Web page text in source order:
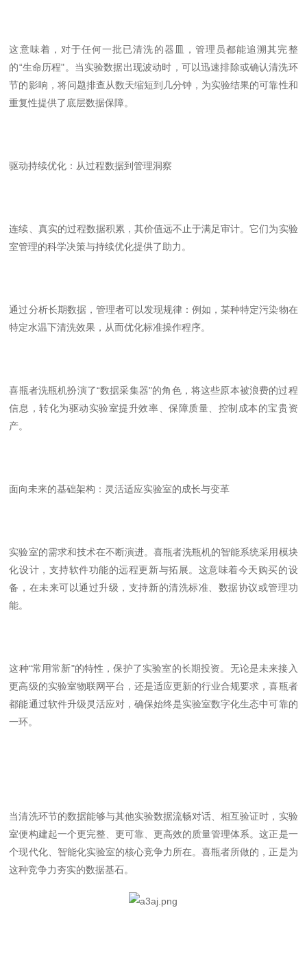
这意味着，对于任何一批已清洗的器皿，管理员都能追溯其完整
的“生命历程"。当实验数据出现波动时，可以迅速排除或确认清洗环
节的影响，将问题排查从数天缩短到几分钟，为实验结果的可靠性和
重复性提供了底层数据保障。
驱动持续优化：从过程数据到管理洞察
连续、真实的过程数据积累，其价值远不止于满足审计。它们为实验
室管理的科学决策与持续优化提供了助力。
通过分析长期数据，管理者可以发现规律：例如，某种特定污染物在
特定水温下清洗效果，从而优化标准操作程序。
喜瓶者洗瓶机扮演了“数据采集器"的角色，将这些原本被浪费的过程
信息，转化为驱动实验室提升效率、保障质量、控制成本的宝贵资
产。
面向未来的基础架构：灵活适应实验室的成长与变革
实验室的需求和技术在不断演进。喜瓶者洗瓶机的智能系统采用模块
化设计，支持软件功能的远程更新与拓展。这意味着今天购买的设
备，在未来可以通过升级，支持新的清洗标准、数据协议或管理功
能。
这种“常用常新"的特性，保护了实验室的长期投资。无论是未来接入
更高级的实验室物联网平台，还是适应更新的行业合规要求，喜瓶者
都能通过软件升级灵活应对，确保始终是实验室数字化生态中可靠的
一环。
当清洗环节的数据能够与其他实验数据流畅对话、相互验证时，实验
室便构建起一个更完整、更可靠、更高效的质量管理体系。这正是一
个现代化、智能化实验室的核心竞争力所在。喜瓶者所做的，正是为
这种竞争力夯实的数据基石。